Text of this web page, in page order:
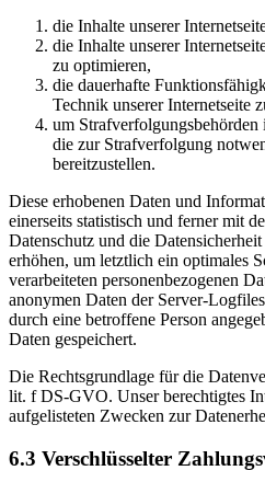
die Inhalte unserer
die Inhalte unserer
zu optimieren,
die dauerhafte
Technik unserer Internetseite
um
die zur Strafverfolgung
bereitzustellen.
Diese erhobenen Daten und
einerseits statistisch und ferner mit
Datenschutz und die
erhöhen, um letztlich ein optimales
verarbeiteten personenbezogenen
anonymen Daten der Server-
durch eine betroffene Person
Daten gespeichert.
Die Rechtsgrundlage für die
lit. f DS-GVO. Unser berechtigtes
aufgelisteten Zwecken zur
6.3 Verschlüsselter